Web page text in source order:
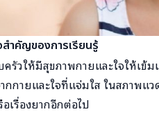
ำคัญของการเรียนรู้
รัวให้มีสุขภาพกายและใจให้เ
กกายและใจที่แจ่มใส ในสภาพแ
เรื่องยากอีกต่อไป